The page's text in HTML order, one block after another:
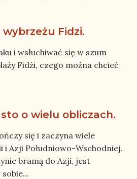
Fidzi.
i wsłuchiwać się w szum
Fidżi, czego można chcieć
o wielu obliczach.
się i zaczyna wiele
i Azji Południowo-Wschodniej.
bramą do Azji, jest